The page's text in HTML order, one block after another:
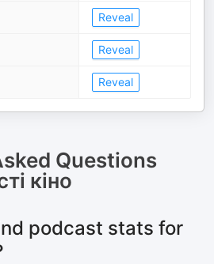
Reveal
Reveal
Reveal
Questions
кіно
podcast stats for